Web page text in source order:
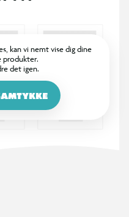
kan vi nemt vise dig dine
produkter.
det igen.